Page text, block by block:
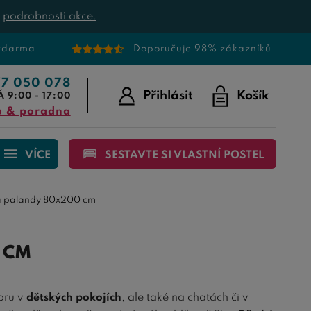
podrobnosti akce.
Doporučuje 98% zákazníků
050 078
9:00 - 17:00
& poradna
Přihlásit Košík
VÍCE SESTAVTE SI VLASTNÍ POSTEL
palandy 80x200 cm
v dětských pokojích, ale také na chatách či v